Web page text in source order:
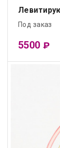
Под заказ
5500₽